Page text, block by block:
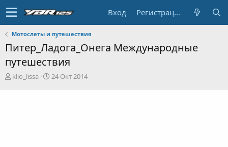
Вход Регистрация
Мотослеты и путешествия
Питер_Ладога_Онега Международные
путешествия
А
klio_lissa
Д
24 Окт 2014